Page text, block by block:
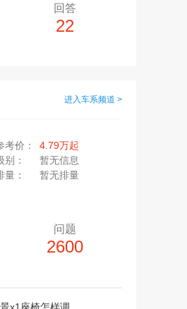
回答
22
进入车系频道 >
考价：
4.79万起
别：
暂无信息
量：
暂无排量
问题
2600
200M